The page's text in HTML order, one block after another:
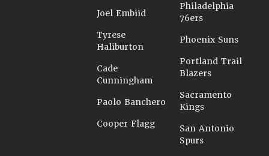
Joel Embiid
Tyrese
Haliburton
Cade
Cunningham
Paolo Banchero
Cooper Flagg
Philadelphia
76ers
Phoenix Suns
Portland Trail
Blazers
Sacramento
Kings
San Antonio
Spurs